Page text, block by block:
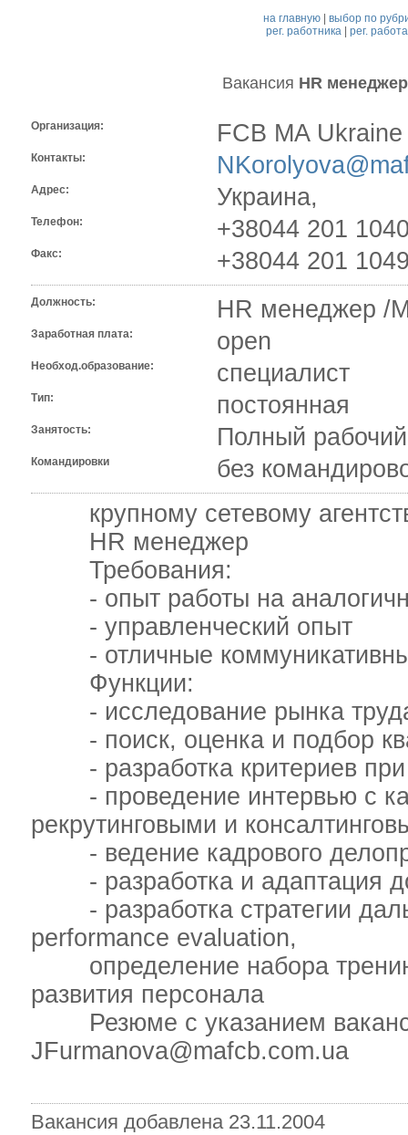
на главную |выбор по
рег. работника| рег.
Вакансия HR менеджер
Организация: FCB MA Ukraine
Контакты:
Адрес: Украина,
Телефон: +38044 201
Факс: +38044 201
Должность: HR менеджер /
Заработная плата: open
Необход.образование: специалист
Тип: постоянная
Занятость: Полный
Командировки
без
крупному сетевому
HR менеджер
Требования:
- опыт работы на
- управленческий опыт
- отличные
Функции:
- исследование рынка
- поиск, оценка и подбор
- разработка критериев при
- проведение интервью с
рекрутинговыми и
- ведение кадрового
- разработка и адаптация
- разработка стратегии
performance evaluation,
определение набора
развития персонала
Резюме с указанием
JFurmanova@mafcb.com.ua
Вакансия добавлена 23.11.2004